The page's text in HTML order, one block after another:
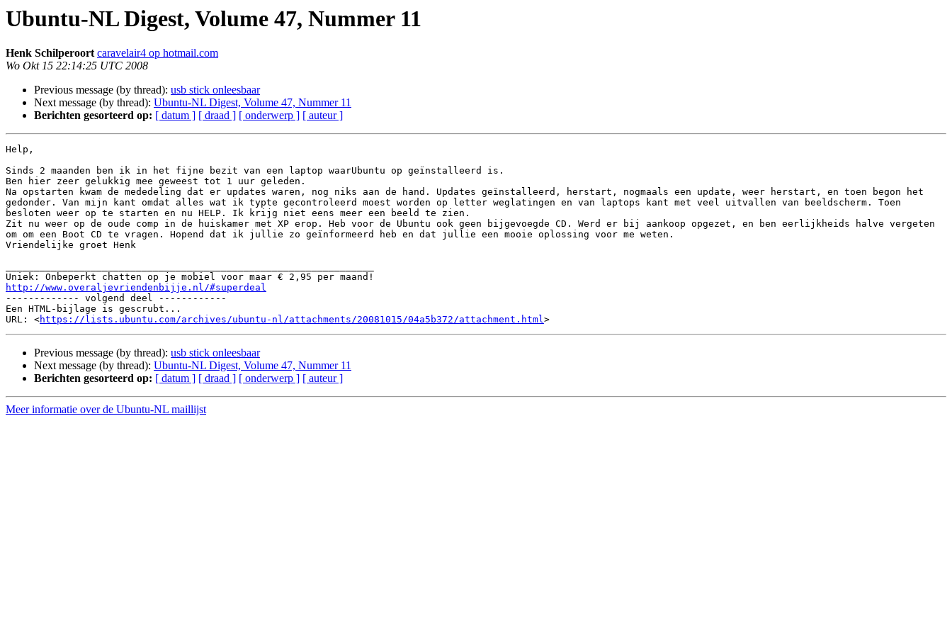
Ubuntu-NL Digest, Volume 47, Nummer 11
Henk Schilperoort caravelair4 op hotmail.com
Wo Okt 15 22:14:25 UTC 2008
Previous message (by thread): usb stick onleesbaar
Next message (by thread): Ubuntu-NL Digest, Volume 47, Nummer 11
Berichten gesorteerd op: [ datum ] [ draad ] [ onderwerp ] [ auteur ]
Help,
Sinds 2 maanden ben ik in het fijne bezit van een laptop waarUbuntu op geïnstalleerd is.
Ben hier zeer gelukkig mee geweest tot 1 uur geleden.
Na opstarten kwam de mededeling dat er updates waren, nog niks aan de hand. Updates geïnstalleerd, herstart, nogmaals een update, weer herstart, en toen begon het
gedonder. Van mijn kant omdat alles wat ik typte gecontroleerd moest worden op letter weglatingen en van laptops kant met veel uitvallen van beeldscherm. Toen
besloten weer op te starten en nu HELP. Ik krijg niet eens meer een beeld te zien.
Zit nu weer op de oude comp in de huiskamer met XP erop. Heb voor de Ubuntu ook geen bijgevoegde CD. Werd er bij aankoop opgezet, en ben eerlijkheids halve vergeten
om om een Boot CD te vragen. Hopend dat ik jullie zo geïnformeerd heb en dat jullie een mooie oplossing voor me weten.
Vriendelijke groet Henk
http://www.overaljevriendenbijje.nl/#superdeal
------------- volgend deel ------------
Een HTML-bijlage is gescrubt...
URL: <https://lists.ubuntu.com/archives/ubuntu-nl/attachments/20081015/04a5b372/attachment.html
Previous message (by thread): usb stick onleesbaar
Next message (by thread): Ubuntu-NL Digest, Volume 47, Nummer 11
Berichten gesorteerd op: [ datum ] [ draad ] [ onderwerp ] [ auteur ]
Meer informatie over de Ubuntu-NL maillijst